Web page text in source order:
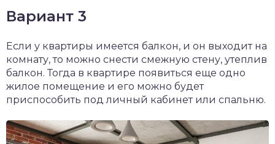
Вариант 3
Если у квартиры имеется балкон, и он выходит на
комнату, то можно снести смежную стену, утеплив
балкон. Тогда в квартире появиться еще одно
жилое помещение и его можно будет
приспособить под личный кабинет или спальню.